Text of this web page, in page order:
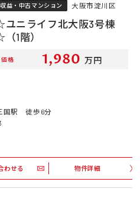
収益・中古マンション 大阪市淀川区
ニライフ北大阪3号棟
1階）
価格 1,980 万円
国駅 徒歩6分
わせる 物件詳細